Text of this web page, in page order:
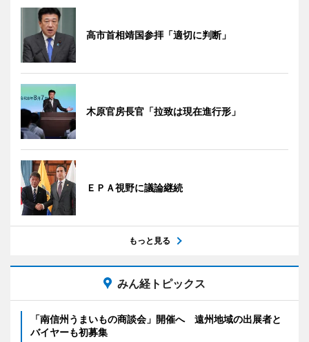
高市首相靖国参拝「適切に判断」
木原官房長官「拉致は現在進行形」
ＥＰＡ視野に議論継続
もっと見る
みん経トピックス
「南信州うまいもの商談会」開催へ 遠州地域の出展者と
バイヤーも初募集